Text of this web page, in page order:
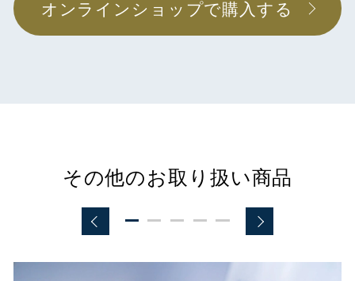
オンラインショップで購入する
その他のお取り扱い商品